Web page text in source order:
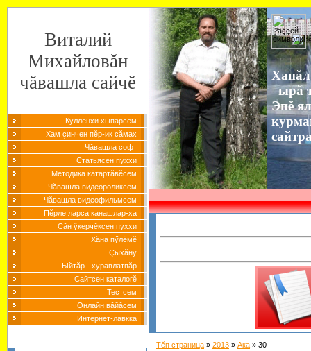
Виталий
Михайловăн
чăвашла сайчĕ
Кулленхи хыпарсем
Хам çинчен пĕр-ик сăмах
Чăвашла софт
Статьясен пуххи
Методика кăтартăвĕсем
Чăвашла видеороликсем
Чăвашла видеофильмсем
Пĕрле ларса канашлар-ха
Сăн ӳкерчĕксен пуххи
Хăна пӳлĕмĕ
Çыхăну
Ыйтăр - хуравлатпăр
Сайтсен каталогĕ
Тестсем
Онлайн вăйăсем
Интернет-лавкка
ырă
Эпĕ
Тĕп страница » 2013 » Ака » 30